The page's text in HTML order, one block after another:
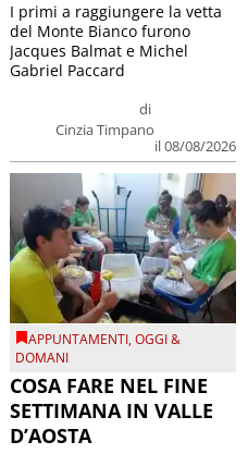
di
Cinzia Timpano
il 08/08/2026
I primi a raggiungere la vetta
del Monte Bianco furono
Jacques Balmat e Michel
Gabriel Paccard
APPUNTAMENTI,OGGI &
DOMANI
COSA FARE NEL FINE
SETTIMANA IN VALLE
D’AOSTA